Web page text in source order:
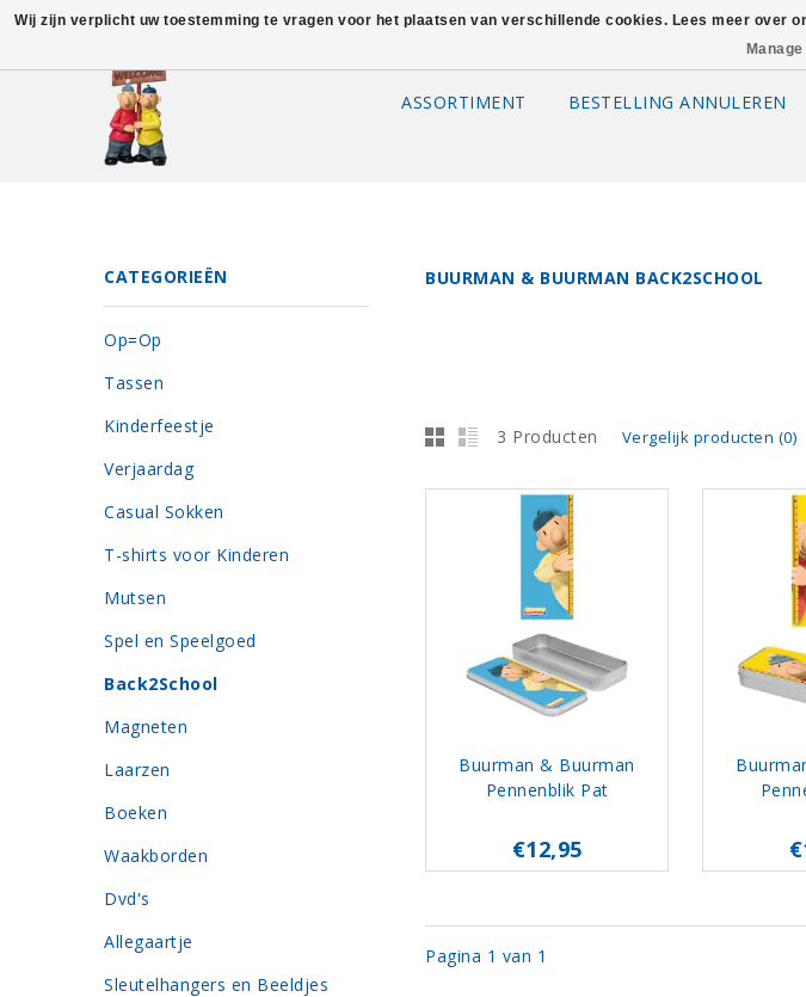
ASSORTIMENT BESTELLING ANNULEREN
BUURMAN & BUURMAN BACK2SCHOOL
3 Producten Vergelijk producten (0)
Buurman & Buurman
Pennenblik Pat
€12,95
Pagina 1 van 1
CATEGORIEËN
Op=Op
Tassen
Kinderfeestje
Verjaardag
Casual Sokken
T-shirts voor Kinderen
Mutsen
Spel en Speelgoed
Back2School
Magneten
Laarzen
Boeken
Waakborden
Dvd's
Allegaartje
Sleutelhangers en Beeldjes
Wij zijn verplicht uw toestemming te vragen voor het plaatsen van verschillende cookies. Lees meer over